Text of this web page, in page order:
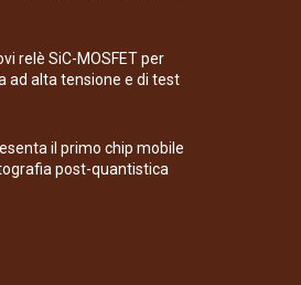
relè SiC-MOSFET per
ad alta tensione e di test
il primo chip mobile
post-quantistica